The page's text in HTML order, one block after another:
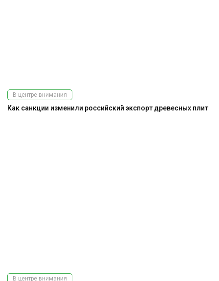
В центре внимания
Как санкции изменили российский экспорт древесных плит
В центре внимания